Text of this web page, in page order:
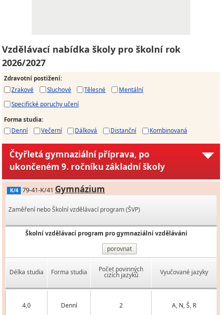
Vzdělávací nabídka školy pro školní rok
2026/2027
Zdravotní postižení:
Zrakové
Sluchové Tělesné
Mentální
Specifické poruchy učení
Forma studia:
Denní
Večerní Dálková Distanční Kombinovaná
Čtyřletá gymnaziální příprava, po
ukončeném 9. ročníku základní školy
K/4 79-41-K/41 Gymnázium
Zaměření nebo Školní vzdělávací program (ŠVP)
Školní vzdělávací program pro gymnaziální vzdělávání
porovnat
Délka studia Forma studia Počet povinných
cizích jazyků Vyučované jazyky
4,0 Denní 2 A, N, Š, R